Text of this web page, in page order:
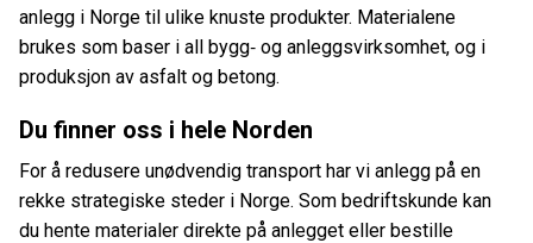
anlegg i Norge til ulike knuste produkter. Materialene
brukes som baser i all bygg‑ og anleggsvirksomhet, og i
produksjon av asfalt og betong.
Du finner oss i hele Norden
For å redusere unødvendig transport har vi anlegg på en
rekke strategiske steder i Norge. Som bedriftskunde kan
du hente materialer direkte på anlegget eller bestille